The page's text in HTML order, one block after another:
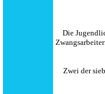
Die
Zwei der